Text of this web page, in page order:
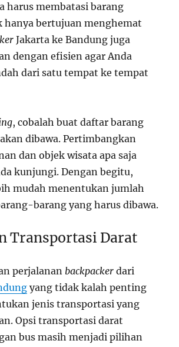
harus membatasi barang
hanya bertujuan menghemat
Jakarta ke Bandung juga
dengan efisien agar Anda
dari satu tempat ke tempat
, cobalah buat daftar barang
dibawa. Pertimbangkan
dan objek wisata apa saja
kunjungi. Dengan begitu,
mudah menentukan jumlah
barang yang harus dibawa.
Transportasi Darat
perjalanan backpacker dari
yang tidak kalah penting
jenis transportasi yang
Opsi transportasi darat
bus masih menjadi pilihan